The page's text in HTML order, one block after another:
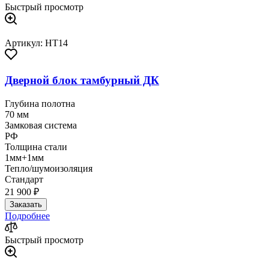
Быстрый просмотр
Артикул: HT14
Дверной блок тамбурный ДК
Глубина полотна
70 мм
Замковая система
РФ
Толщина стали
1мм+1мм
Тепло/шумоизоляция
Стандарт
21 900 ₽
Заказать
Подробнее
Быстрый просмотр